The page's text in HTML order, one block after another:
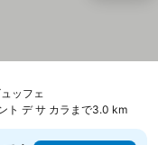
ッフェ
ト デ サ カラまで3.0 km